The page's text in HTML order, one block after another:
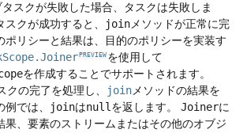
スクが失敗した場合、タスクは失敗しま
クが成功すると、 joinメソッドが正常に完
ポリシーと結果は、目的のポリシーを実装す
PREVIEW を使用して
を作成することでサポートされます。
クの完了を処理し、 joinメソッドの結果を
例では、 joinはnullを返します。 Joinerに
果、要素のストリームまたはその他のオブジ